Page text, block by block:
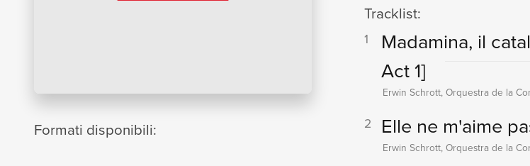
Formati disponibili:
Tracklist:
1 Madamina, il
Act 1]
Erwin Schrott, Orquestra de la
2 Elle ne m'aime
Erwin Schrott, Orquestra de la